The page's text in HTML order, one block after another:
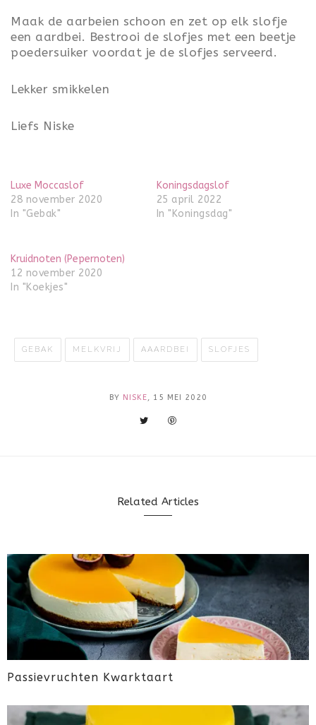
Maak de aarbeien schoon en zet op elk slofje
een aardbei. Bestrooi de slofjes met een beetje
poedersuiker voordat je de slofjes serveerd.
Lekker smikkelen
Liefs Niske
Luxe Moccaslof
28 november 2020
In "Gebak"
Koningsdagslof
25 april 2022
In "Koningsdag"
Kruidnoten (Pepernoten)
12 november 2020
In "Koekjes"
GEBAK MELKVRIJ AAARDBEI SLOFJES
BY NISKE , 15 MEI 2020
Related Articles
Passievruchten Kwarktaart